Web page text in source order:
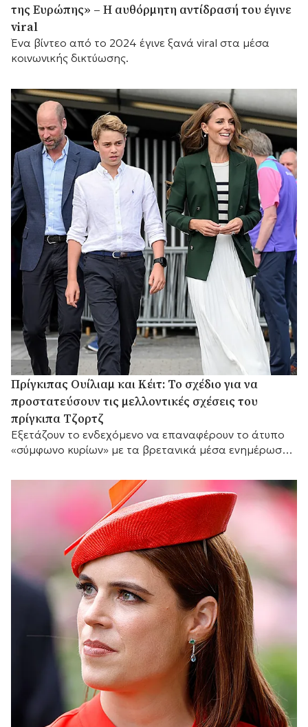
της Ευρώπης» – Η αυθόρμητη αντίδρασή του έγινε
viral
Ένα βίντεο από το 2024 έγινε ξανά viral στα μέσα
κοινωνικής δικτύωσης.
Πρίγκιπας Ουίλιαμ και Κέιτ: Το σχέδιο για να
προστατεύσουν τις μελλοντικές σχέσεις του
πρίγκιπα Τζορτζ
Eξετάζουν το ενδεχόμενο να επαναφέρουν το άτυπο
«σύμφωνο κυρίων» με τα βρετανικά μέσα ενημέρωσης,
τους.